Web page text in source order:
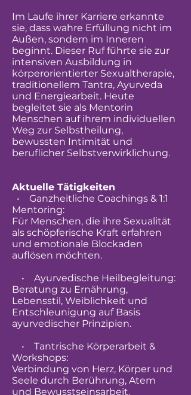
Im Laufe ihrer Karriere erkannte
sie, dass wahre Erfüllung nicht im
Außen, sondern im Inneren
beginnt. Dieser Ruf führte sie zur
intensiven Ausbildung in
körperorientierter Sexualtherapie,
traditionellem Tantra, Ayurveda
und Energiearbeit. Heute
begleitet sie als Mentorin
Menschen auf ihrem individuellen
Weg zur Selbstheilung,
bewussten Intimität und
beruflicher Selbstverwirklichung.
Aktuelle Tätigkeiten
• Ganzheitliche Coachings & 1:1
Mentoring:
Für Menschen, die ihre Sexualität
als schöpferische Kraft erfahren
und emotionale Blockaden
auflösen möchten.
• Ayurvedische Heilbegleitung:
Beratung zu Ernährung,
Lebensstil, Weiblichkeit und
Entschleunigung auf Basis
ayurvedischer Prinzipien.
• Tantrische Körperarbeit &
Workshops:
Verbindung von Herz, Körper und
Seele durch Berührung, Atem
und Bewusstseinsarbeit.